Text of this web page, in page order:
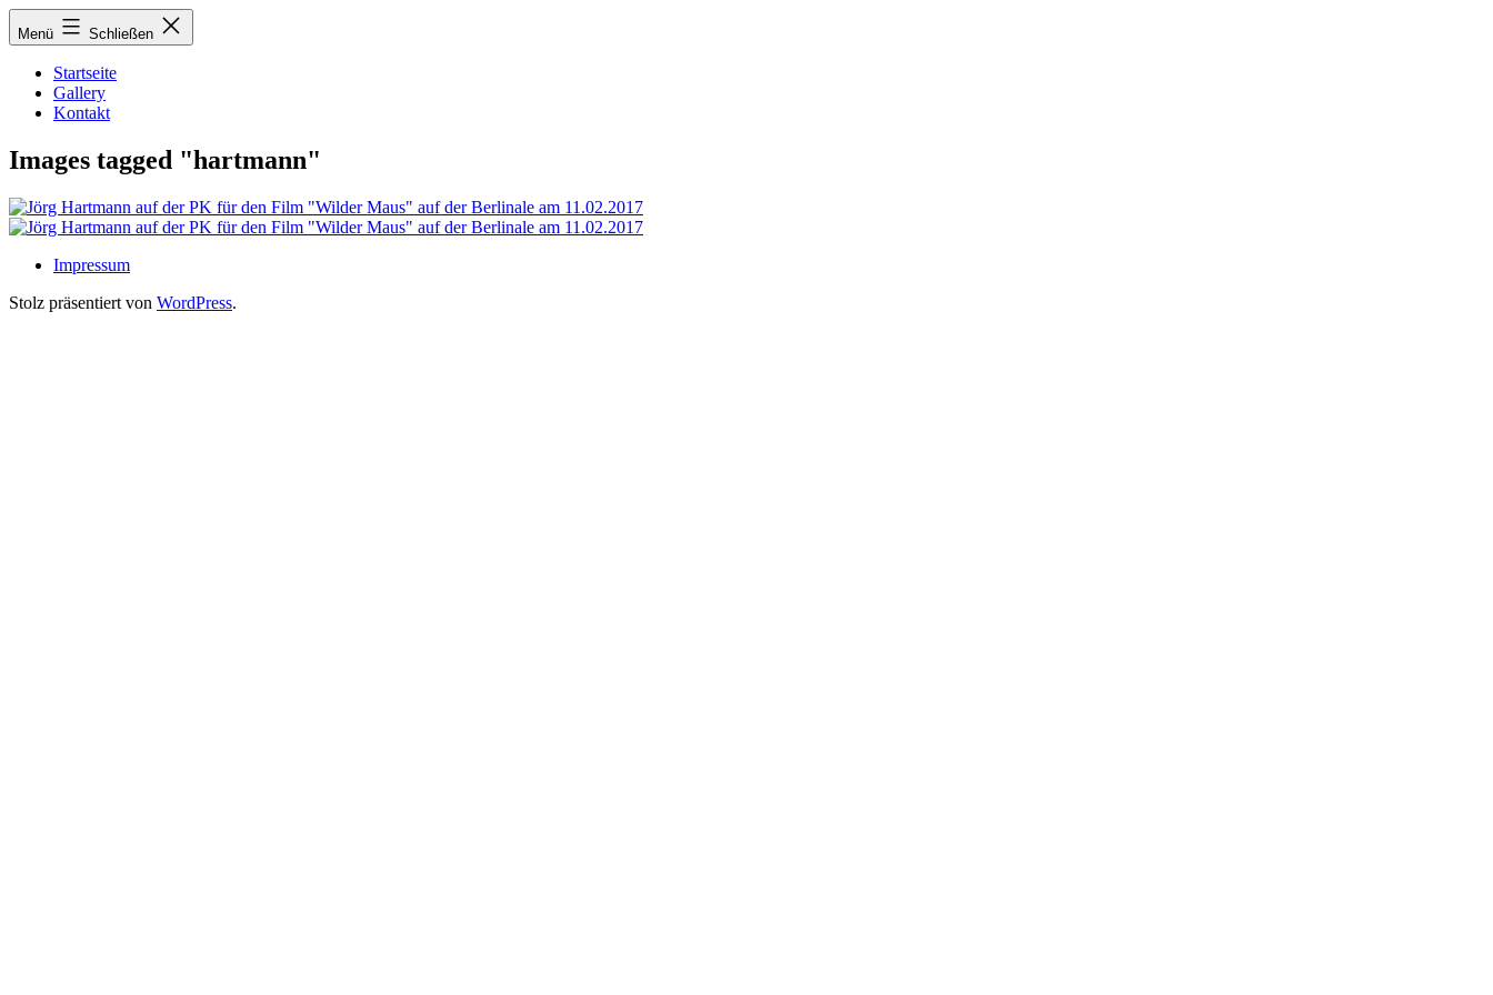
Zum
Inhalt
Menü Schließen
Startseite
Gallery
Kontakt
Images tagged "hartmann"
Impressum
Stolz präsentiert von WordPress.